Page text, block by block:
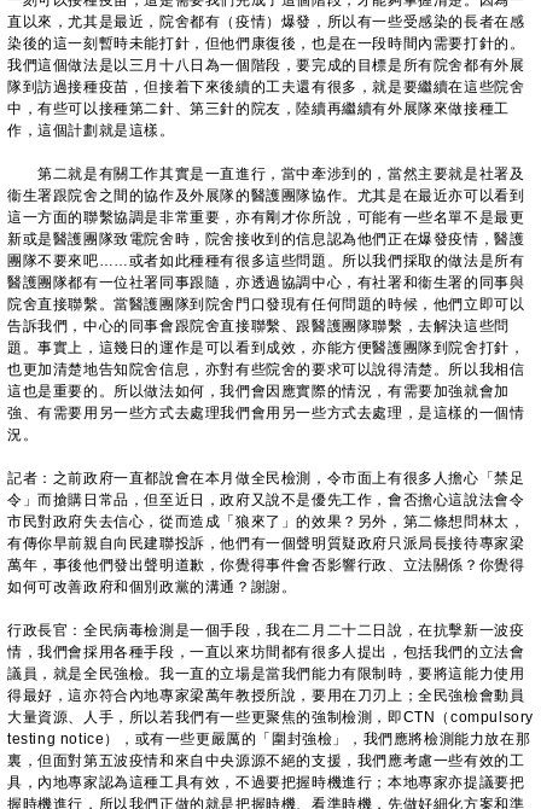
直以來，尤其是最近，院舍都有（疫情）爆發，所以有一些受感染的長者在感
染後的這一刻暫時未能打針，但他們康復後，也是在一段時間內需要打針的。
我們這個做法是以三月十八日為一個階段，要完成的目標是所有院舍都有外展
隊到訪過接種疫苗，但接着下來後續的工夫還有很多，就是要繼續在這些院舍
中，有些可以接種第二針、第三針的院友，陸續再繼續有外展隊來做接種工
作，這個計劃就是這樣。
第二就是有關工作其實是一直進行，當中牽涉到的，當然主要就是社署及
衞生署跟院舍之間的協作及外展隊的醫護團隊協作。尤其是在最近亦可以看到
這一方面的聯繫協調是非常重要，亦有剛才你所說，可能有一些名單不是最更
新或是醫護團隊致電院舍時，院舍接收到的信息認為他們正在爆發疫情，醫護
團隊不要來吧……或者如此種種有很多這些問題。所以我們採取的做法是所有
醫護團隊都有一位社署同事跟隨，亦透過協調中心，有社署和衞生署的同事與
院舍直接聯繫。當醫護團隊到院舍門口發現有任何問題的時候，他們立即可以
告訴我們，中心的同事會跟院舍直接聯繫、跟醫護團隊聯繫，去解決這些問
題。事實上，這幾日的運作是可以看到成效，亦能方便醫護團隊到院舍打針，
也更加清楚地告知院舍信息，亦對有些院舍的要求可以說得清楚。所以我相信
這也是重要的。所以做法如何，我們會因應實際的情況，有需要加強就會加
強、有需要用另一些方式去處理我們會用另一些方式去處理，是這樣的一個情
況。
記者：之前政府一直都說會在本月做全民檢測，令市面上有很多人擔心「禁足
令」而搶購日常品，但至近日，政府又說不是優先工作，會否擔心這說法會令
市民對政府失去信心，從而造成「狼來了」的效果？另外，第二條想問林太，
有傳你早前親自向民建聯投訴，他們有一個聲明質疑政府只派局長接待專家梁
萬年，事後他們發出聲明道歉，你覺得事件會否影響行政、立法關係？你覺得
如何可改善政府和個別政黨的溝通？謝謝。
行政長官：全民病毒檢測是一個手段，我在二月二十二日說，在抗擊新一波疫
情，我們會採用各種手段，一直以來坊間都有很多人提出，包括我們的立法會
議員，就是全民強檢。我一直的立場是當我們能力有限制時，要將這能力使用
得最好，這亦符合內地專家梁萬年教授所說，要用在刀刃上；全民強檢會動員
大量資源、人手，所以若我們有一些更聚焦的強制檢測，即CTN（compulsory
testing notice），或有一些更嚴厲的「圍封強檢」，我們應將檢測能力放在那
裏，但面對第五波疫情和來自中央源源不絕的支援，我們應考慮一些有效的工
具，內地專家認為這種工具有效，不過要把握時機進行；本地專家亦提議要把
握時機進行，所以我們正做的就是把握時機、看準時機，先做好細化方案和準